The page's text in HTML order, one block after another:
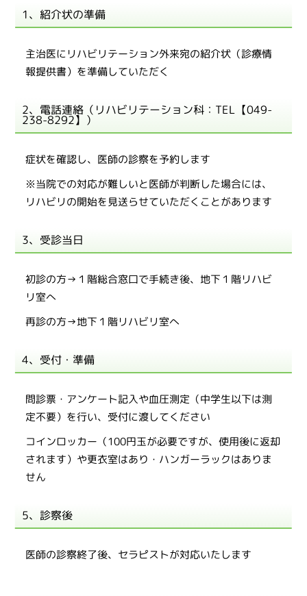
1、紹介状の準備
主治医にリハビリテーション外来宛の紹介状（診療情
報提供書）を準備していただく
2、電話連絡（リハビリテーション科：TEL【049-
238-8292】）
症状を確認し、医師の診察を予約します
※当院での対応が難しいと医師が判断した場合には、
リハビリの開始を見送らせていただくことがあります
3、受診当日
初診の方→１階総合窓口で手続き後、地下１階リハビ
リ室へ
再診の方→地下１階リハビリ室へ
4、受付・準備
問診票・アンケート記入や血圧測定（中学生以下は測
定不要）を行い、受付に渡してください
コインロッカー（100円玉が必要ですが、使用後に返却
されます）や更衣室はあり・ハンガーラックはありま
せん
5、診察後
医師の診察終了後、セラピストが対応いたします